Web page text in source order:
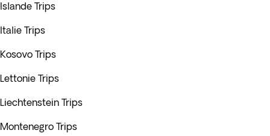
Islande Trips
Italie Trips
Kosovo Trips
Lettonie Trips
Liechtenstein Trips
Montenegro Trips